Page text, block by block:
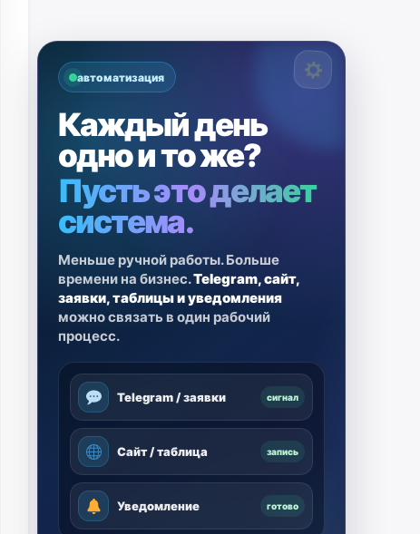
автоматизация
Каждый день
одно и то же?
Пусть это делает
система.
Меньше ручной работы. Больше
времени на бизнес.Telegram, сайт,
заявки, таблицы и уведомления
можно связать в один рабочий
процесс.
Telegram / заявки сигнал
Сайт / таблица запись
Уведомление готово